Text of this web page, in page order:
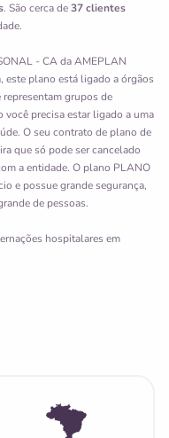
. São cerca de37 clientes
- CA da AMEPLAN
este plano está ligado a órgãos
grupos de
você precisa estar ligado a uma
O seu contrato de plano de
que só pode ser cancelado
a entidade. O plano PLANO
e possue grande segurança,
de pessoas.
hospitalares em